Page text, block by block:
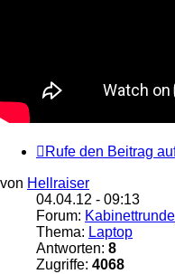
Rufe den Beitrag
von Hellraiser
04.04.12 - 09:13
Forum: Kabinettrunde
Thema: Laptop
Antworten: 8
Zugriffe: 4068